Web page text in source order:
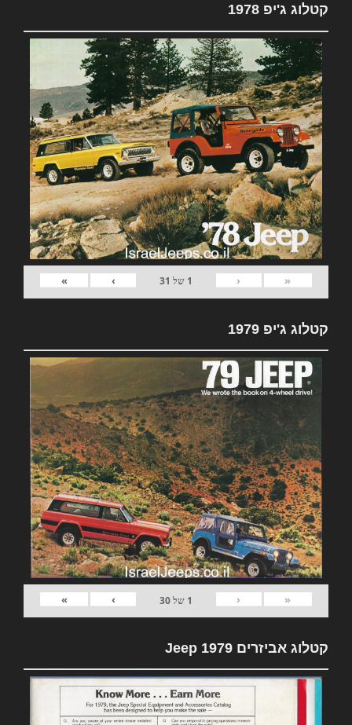
קטלוג ג'יפ 1978
«
‹
1 של 31
›
»
קטלוג ג'יפ 1979
«
‹
1 של30
›
»
קטלוג אביזרים 1979 Jeep